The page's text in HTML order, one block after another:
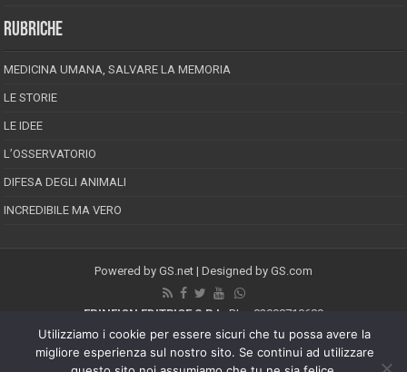
RUBRICHE
MEDICINA UMANA, SALVARE LA MEMORIA
LE STORIE
LE IDEE
L’OSSERVATORIO
DIFESA DEGLI ANIMALI
INCREDIBILE MA VERO
Powered by GS.net | Designed by GS.com
EPINEION EDITRICE S.R.L.
P.Iva 02008710689
Registrazione Tribunale di Pescara reg. speciale della stampa n.08/2012
Direttore responsabile: Maurizio Piccinino
Iscrizione al ROC n.22607
Utilizziamo i cookie per essere sicuri che tu possa avere la
migliore esperienza sul nostro sito. Se continui ad utilizzare